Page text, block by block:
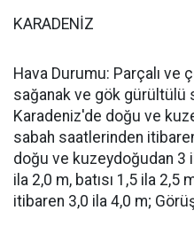
KARADENİZ
Hava Durumu: Parçalı ve
sağanak ve gök gürültülü
Karadeniz'de doğu ve
sabah saatlerinden
doğu ve kuzeydoğudan 3
ila 2,0 m, batısı 1,5 ila 2,5
itibaren 3,0 ila 4,0 m;